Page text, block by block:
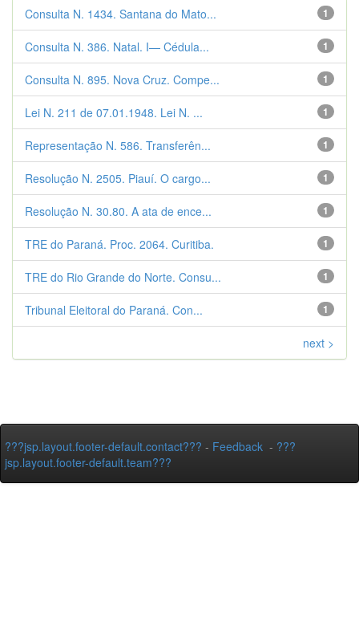
1
Consulta N. 1434. Santana do Mato...
1
Consulta N. 386. Natal. I— Cédula...
1
Consulta N. 895. Nova Cruz. Compe...
1
Lei N. 211 de 07.01.1948. Lei N. ...
1
Representação N. 586. Transferên...
1
Resolução N. 2505. Piauí. O cargo...
1
Resolução N. 30.80. A ata de ence...
1
TRE do Paraná. Proc. 2064. Curitiba.
1
TRE do Rio Grande do Norte. Consu...
1
Tribunal Eleitoral do Paraná. Con...
next >
???jsp.layout.footer-default.contact??? - Feedback - ???
jsp.layout.footer-default.team???